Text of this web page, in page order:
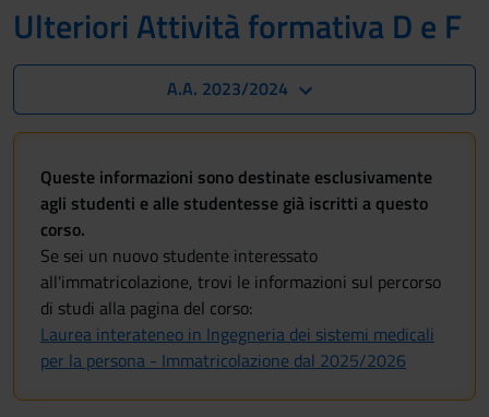
Ulteriori Attività formativa D e F
A.A. 2023/2024
Queste informazioni sono destinate esclusivamente
agli studenti e alle studentesse già iscritti a questo
corso.
Se sei un nuovo studente interessato
all'immatricolazione, trovi le informazioni sul percorso
di studi alla pagina del corso:
Laurea interateneo in Ingegneria dei sistemi medicali
per la persona - Immatricolazione dal 2025/2026